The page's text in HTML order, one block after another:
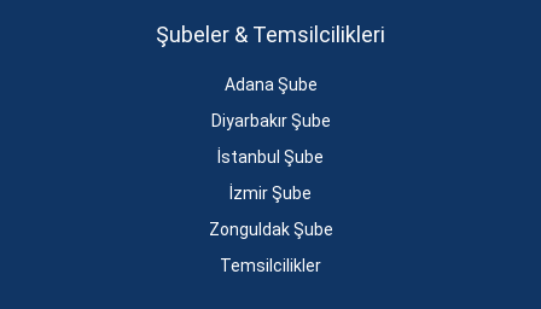
Şubeler & Temsilcilikleri
Adana Şube
Diyarbakır Şube
İstanbul Şube
İzmir Şube
Zonguldak Şube
Temsilcilikler